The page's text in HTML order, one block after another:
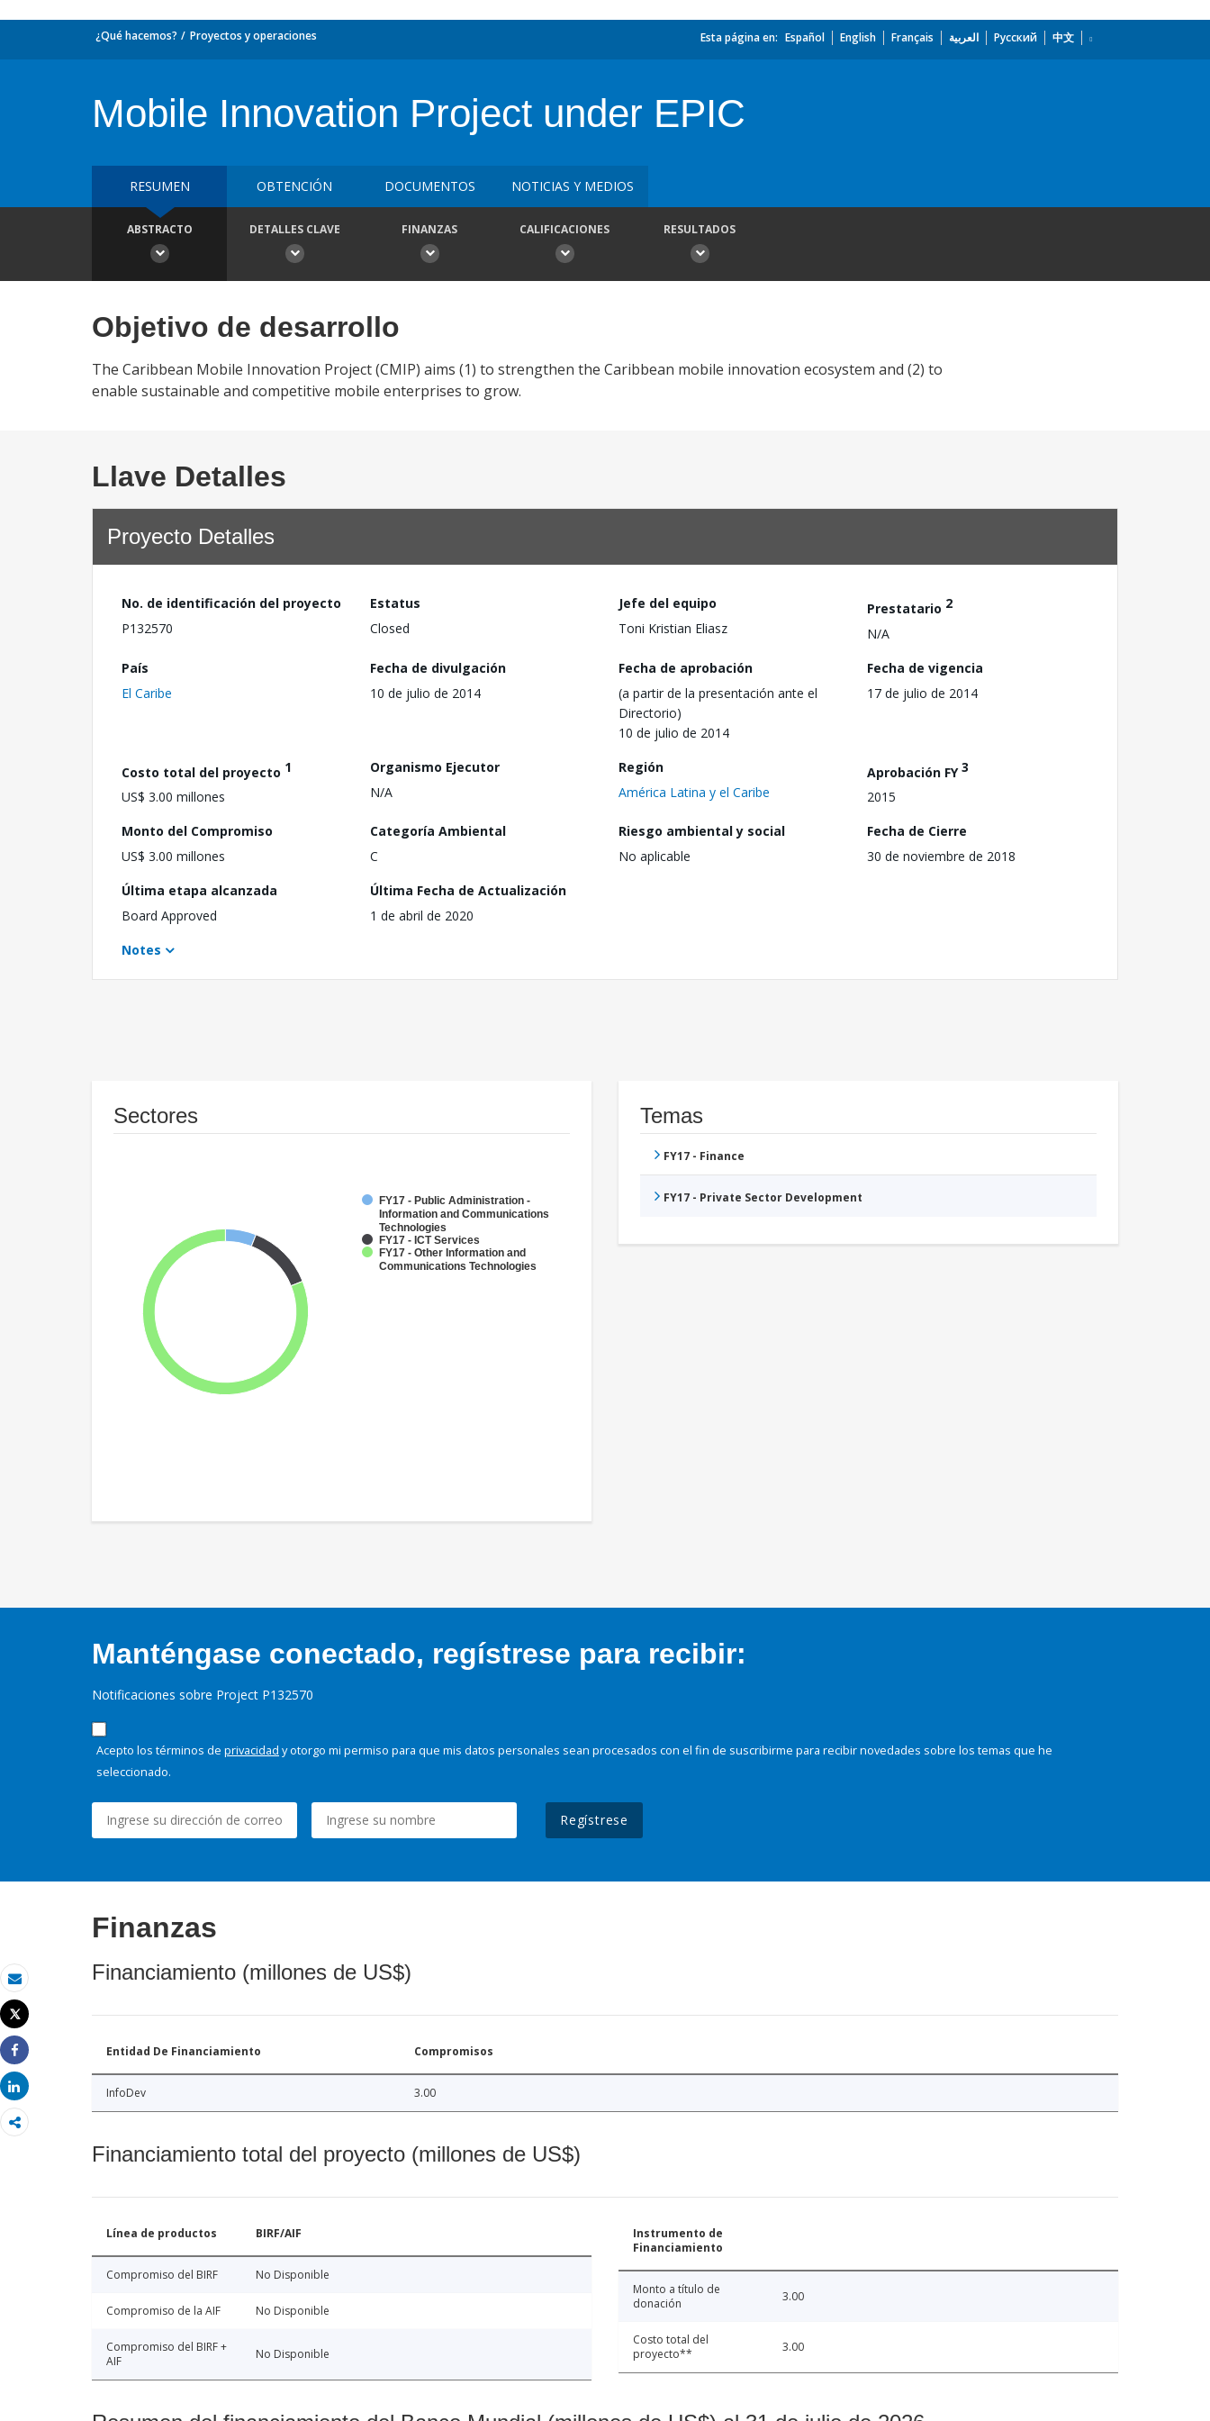
Correo electrónico
Imprimir
Tweet
Share
Share
¿Qué hacemos? Proyectos y operaciones Esta página en: Español English Français العربية Русский 中文
Mobile Innovation Project under EPIC
RESUMEN OBTENCIÓN DOCUMENTOS NOTICIAS Y MEDIOS
ABSTRACTO DETALLES CLAVE FINANZAS CALIFICACIONES RESULTADOS
Objetivo de desarrollo
The Caribbean Mobile Innovation Project (CMIP) aims (1) to strengthen the Caribbean mobile innovation ecosystem and (2) to
enable sustainable and competitive mobile enterprises to grow.
Llave Detalles
Proyecto Detalles
No. de identificación del proyecto
P132570
Estatus
Closed
Jefe del equipo
Toni Kristian Eliasz
Prestatario 2
N/A
País
El Caribe
Fecha de divulgación
10 de julio de 2014
Fecha de aprobación
(a partir de la presentación ante el
Directorio)
10 de julio de 2014
Fecha de vigencia
17 de julio de 2014
Costo total del proyecto 1
US$ 3.00 millones
Organismo Ejecutor
N/A
Región
América Latina y el Caribe
Aprobación FY3
2015
Monto del Compromiso
US$ 3.00 millones
Categoría Ambiental
C
Riesgo ambiental y social
No aplicable
Fecha de Cierre
30 de noviembre de 2018
Última etapa alcanzada
Board Approved
Última Fecha de Actualización
1 de abril de 2020
Notes
Sectores
FY17 - Public Administration -
Information and Communications
Technologies
FY17 - ICT Services
FY17 - Other Information and
Communications Technologies
Temas
FY17 - Finance
FY17 - Private Sector Development
Manténgase conectado, regístrese para recibir:
Notificaciones sobre Project P132570
Acepto los términos de privacidad y otorgo mi permiso para que mis datos personales sean procesados con el fin de suscribirme para recibir novedades sobre los temas que he
seleccionado.
Regístrese
Finanzas
Financiamiento (millones de US$)
Entidad De Financiamiento Compromisos
InfoDev 3.00
Financiamiento total del proyecto (millones de US$)
Línea de productos BIRF/AIF
Compromiso del BIRF No Disponible
Compromiso de la AIF No Disponible
Compromiso del BIRF +
AIF
No Disponible
Instrumento de
Financiamiento
Monto a título de
donación
3.00
Costo total del
proyecto**
3.00